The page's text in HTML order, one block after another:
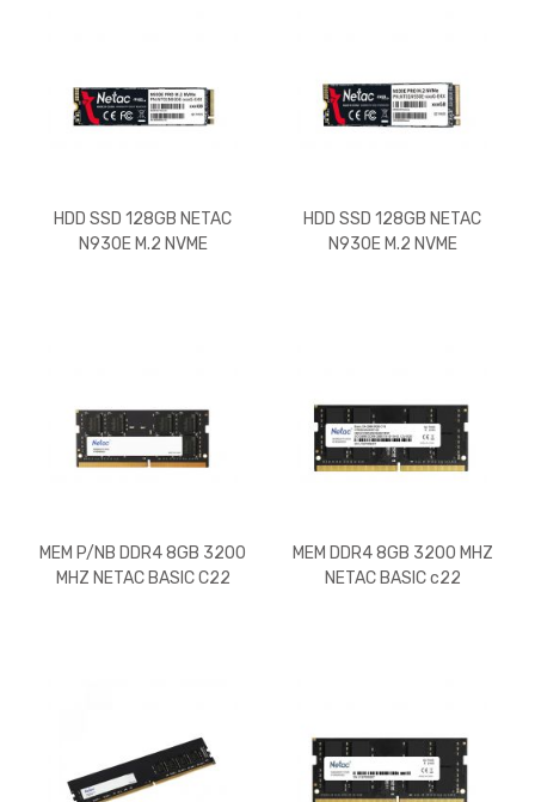
HDD SSD 128GB NETAC
N930E M.2 NVME
HDD SSD 128GB NETAC
N930E M.2 NVME
MEM P/NB DDR4 8GB 3200
MHZ NETAC BASIC C22
MEM DDR4 8GB 3200 MHZ
NETAC BASIC c22